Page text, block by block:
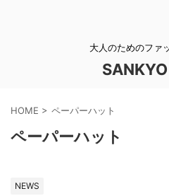
大人のためのファ
HOME > ペーパーハット
ペーパーハット
NEWS